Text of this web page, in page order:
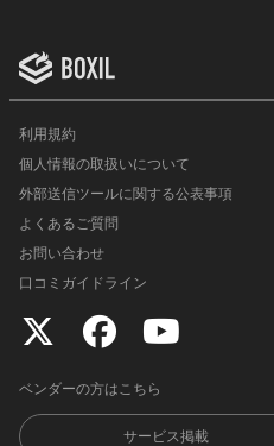
利用規約
個人情報の取扱いについて
外部送信ツールに関する公表事項
よくあるご質問
お問い合わせ
口コミガイドライン
ベンダーの方はこちら
サービス掲載